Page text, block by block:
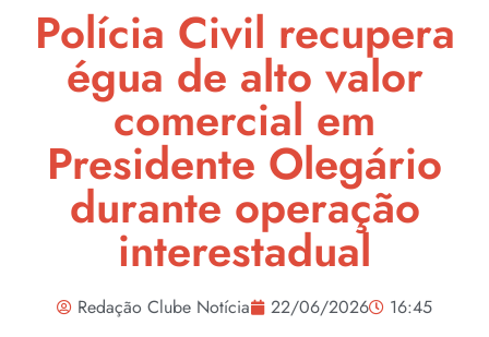
Polícia Civil recupera
égua de alto valor
comercial em
Presidente Olegário
durante operação
interestadual
Redação Clube Notícia 22/06/2026
16:45